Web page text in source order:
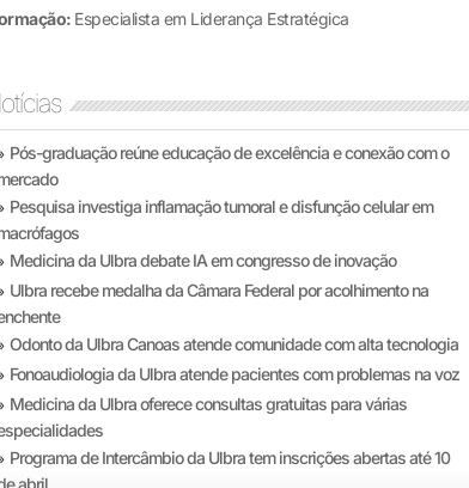
Especialista em Liderança Estratégica
Pós-graduação reúne educação de excelência e conexão com o
Pesquisa investiga inflamação tumoral e disfunção celular em
Medicina da Ulbra debate IA em congresso de inovação
Ulbra recebe medalha da Câmara Federal por acolhimento na
Odonto da Ulbra Canoas atende comunidade com alta tecnologia
Fonoaudiologia da Ulbra atende pacientes com problemas na voz
Medicina da Ulbra oferece consultas gratuitas para várias
Programa de Intercâmbio da Ulbra tem inscrições abertas até 10
abril